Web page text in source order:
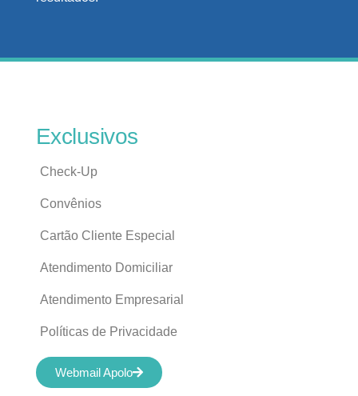
Exclusivos
Check-Up
Convênios
Cartão Cliente Especial
Atendimento Domiciliar
Atendimento Empresarial
Políticas de Privacidade
Webmail Apolo